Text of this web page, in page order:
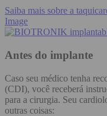
Saiba mais sobre a
Image
Antes do implante
Caso seu médico tenha
(CDI), você receberá
para a cirurgia. Seu
outras coisas: